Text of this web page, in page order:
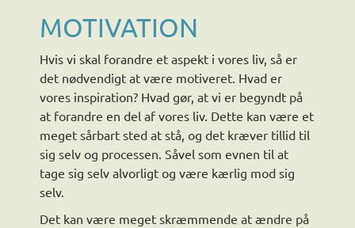
MOTIVATION
Hvis vi skal forandre et aspekt i vores liv, så er
det nødvendigt at være motiveret. Hvad er
vores inspiration? Hvad gør, at vi er begyndt på
at forandre en del af vores liv. Dette kan være et
meget sårbart sted at stå, og det kræver tillid til
sig selv og processen. Såvel som evnen til at
tage sig selv alvorligt og være kærlig mod sig
selv.
Det kan være meget skræmmende at ændre på